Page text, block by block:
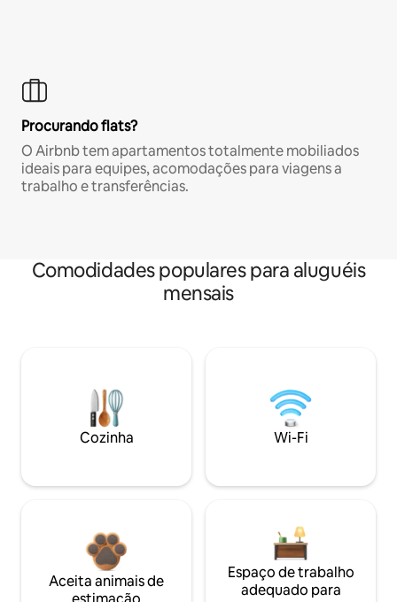
Procurando flats?
O Airbnb tem apartamentos totalmente mobiliados
ideais para equipes, acomodações para viagens a
trabalho e transferências.
Comodidades populares para aluguéis
mensais
Cozinha Wi-Fi
Aceita animais de
Espaço de trabalho
adequado para